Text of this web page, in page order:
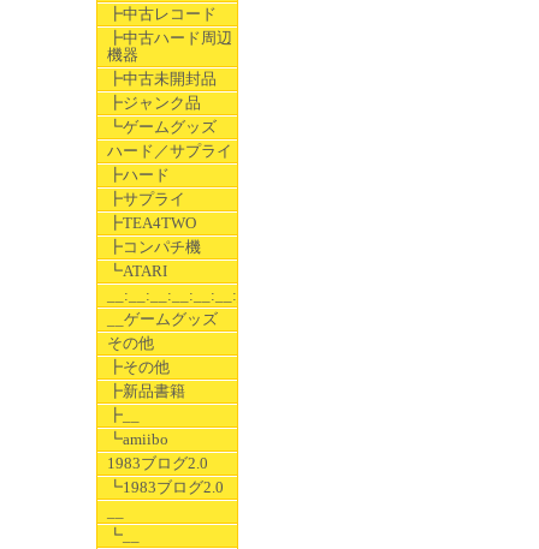
┣中古レコード
┣中古ハード周辺
機器
┣中古未開封品
┣ジャンク品
┗ゲームグッズ
ハード／サプライ
┣ハード
┣サプライ
┣TEA4TWO
┣コンパチ機
┗ATARI
__:__:__:__:__:__:__
__ゲームグッズ
その他
┣その他
┣新品書籍
┣__
┗amiibo
1983ブログ2.0
┗1983ブログ2.0
┗__